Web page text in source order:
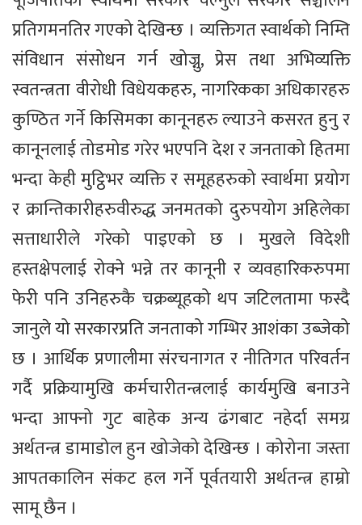
प्रतिगमनतिर गएको देखिन्छ । व्यक्तिगत स्वार्थको निम्ति
संविधान संसोधन गर्न खोज्नु, प्रेस तथा अभिव्यक्ति
स्वतन्त्रता वीरोधी विधेयकहरु, नागरिकका अधिकारहरु
कुण्ठित गर्ने किसिमका कानूनहरु ल्याउने कसरत हुनु र
कानूनलाई तोडमोड गरेर भएपनि देश र जनताको हितमा
भन्दा केही मुट्ठिभर व्यक्ति र समूहहरुको स्वार्थमा प्रयोग
र क्रान्तिकारीहरुवीरुद्ध जनमतको दुरुपयोग अहिलेका
सत्ताधारीले गरेको पाइएको छ । मुखले विदेशी
हस्तक्षेपलाई रोक्ने भन्ने तर कानूनी र व्यवहारिकरुपमा
फेरी पनि उनिहरुकै चक्रब्यूहको थप जटिलतामा फस्दै
जानुले यो सरकारप्रति जनताको गम्भिर आशंका उब्जेको
छ । आर्थिक प्रणालीमा संरचनागत र नीतिगत परिवर्तन
गर्दै प्रक्रियामुखि कर्मचारीतन्त्रलाई कार्यमुखि बनाउने
भन्दा आफ्नो गुट बाहेक अन्य ढंगबाट नहेर्दा समग्र
अर्थतन्त्र डामाडोल हुन खोजेको देखिन्छ । कोरोना जस्ता
आपतकालिन संकट हल गर्ने पूर्वतयारी अर्थतन्त्र हाम्रो
सामू छैन ।